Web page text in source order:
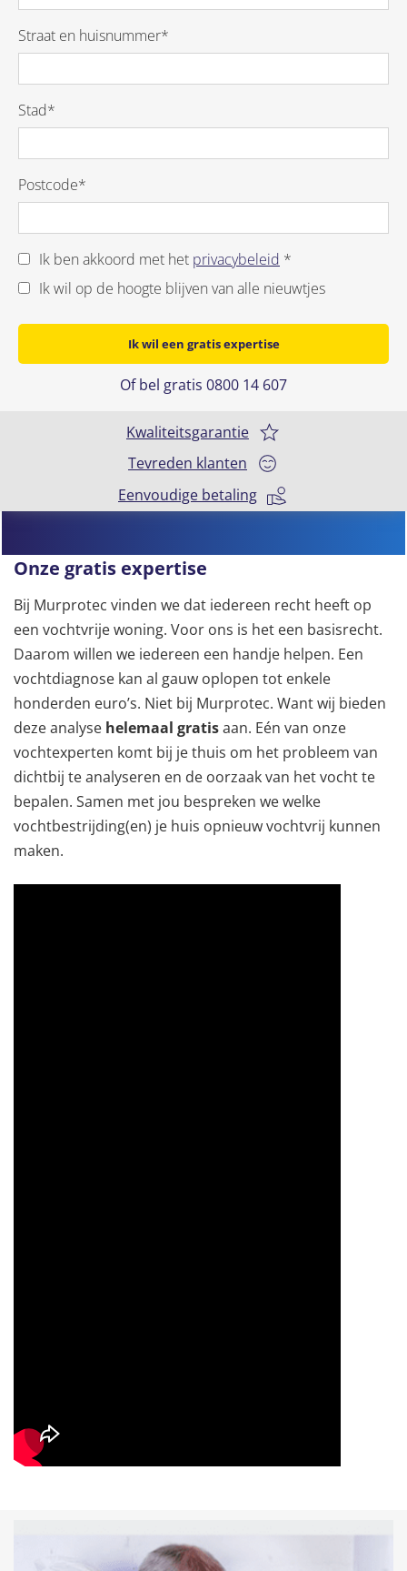
Straat en huisnummer*
Stad*
Postcode*
Ik ben akkoord met het privacybeleid *
Ik wil op de hoogte blijven van alle nieuwtjes
Ik wil een gratis expertise
Of bel gratis 0800 14 607
Kwaliteitsgarantie
Tevreden klanten
Eenvoudige betaling
Onze gratis expertise
Bij Murprotec vinden we dat iedereen recht heeft op
een vochtvrije woning. Voor ons is het een basisrecht.
Daarom willen we iedereen een handje helpen. Een
vochtdiagnose kan al gauw oplopen tot enkele
honderden euro’s. Niet bij Murprotec. Wantwij bieden
deze analyse helemaal gratisaan. Eén van onze
vochtexperten komt bij je thuis om het probleem van
dichtbij te analyseren en de oorzaak van het vocht te
bepalen. Samen met jou bespreken we welke
vochtbestrijding(en) je huis opnieuw vochtvrij kunnen
maken.